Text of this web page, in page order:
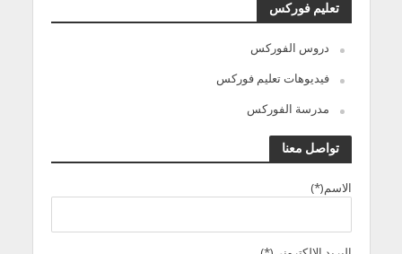
تعليم فوركس
دروس الفوركس
فيديوهات تعليم فوركس
مدرسة الفوركس
تواصل معنا
الاسم(*)